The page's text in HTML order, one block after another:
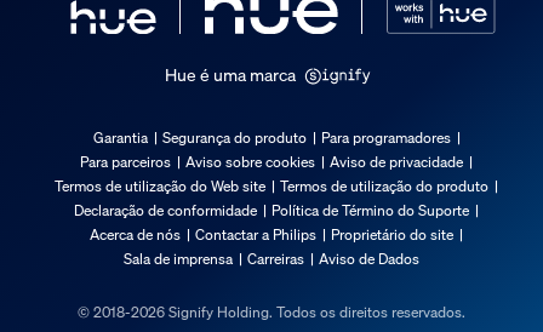
Hue é uma marca
Garantia Segurança do produto
Para programadores
Para parceiros
Aviso sobre cookies
Aviso de privacidade
Termos de utilização do Web site
Termos de utilização do produto
Declaração de conformidade
Política de Término do Suporte
Acerca de nós
Contactar a Philips
Proprietário do site
Sala de imprensa
Carreiras Aviso de Dados
© 2018-2026 Signify Holding. Todos os direitos reservados.